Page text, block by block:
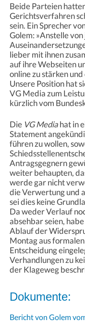
Beide Parteien
Gerichtsverfahren
sein. Ein Sprecher
Golem: »Anstelle
lieber mit ihnen
auf ihre Webseiten
online zu stärken
Unsere Position hat
VG Media zum
kürzlich vom
Die VG Mediahat in
Statement
führen zu wollen,
Antragsgegnern
weiter behaupten,
werde gar nicht
die Verwertung und
sei dies keine
Da weder Verlauf
absehbar seien,
Ablauf der
Montag aus
Entscheidung
Verhandlungen zu
der Klageweg
Dokumente:
Bericht von Golem